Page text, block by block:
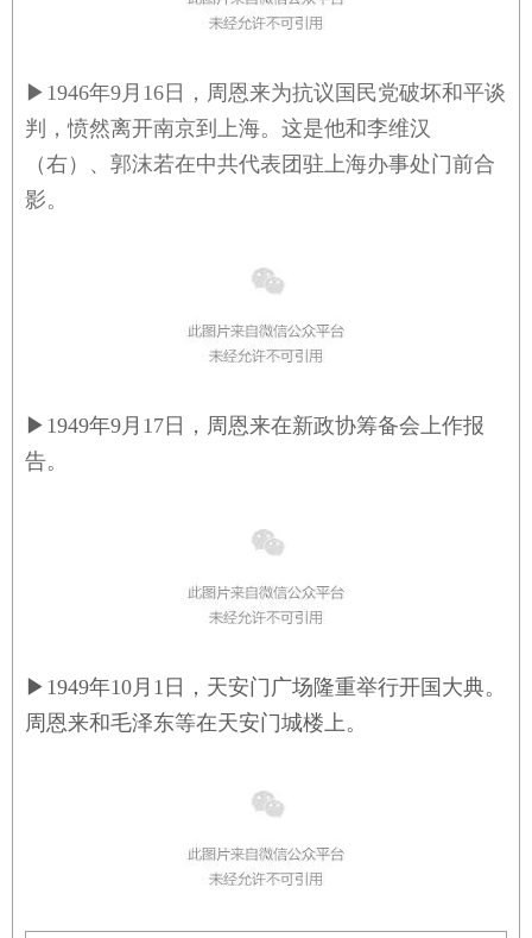
▶ 1946年9月16日，周恩来为抗议国民党破坏和平谈
判，愤然离开南京到上海。这是他和李维汉
（右）、郭沫若在中共代表团驻上海办事处门前合
影。
▶ 1949年9月17日，周恩来在新政协筹备会上作报
告。
▶ 1949年10月1日，天安门广场隆重举行开国大典。
周恩来和毛泽东等在天安门城楼上。